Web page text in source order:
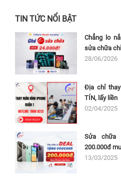
TIN TỨC NỔI BẬT
Chẳng lo
sửa chữa
28/06/2026
Địa chỉ
TÍN, lấy liền
02/04/2025
Sửa chữa
200.000đ
13/03/2025